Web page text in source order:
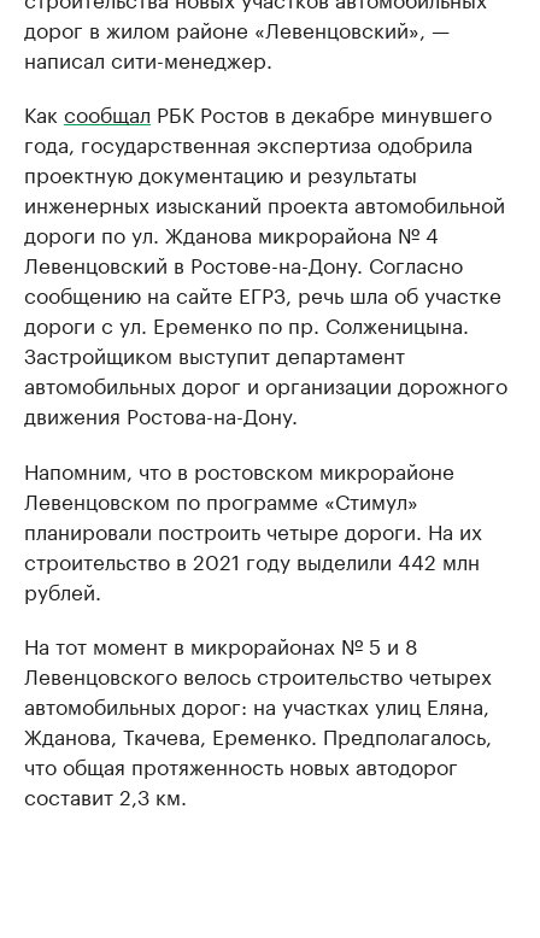
дорог в жилом районе «Левенцовский», —
написал сити-менеджер.
Как сообщал РБК Ростов в декабре минувшего
года, государственная экспертиза одобрила
проектную документацию и результаты
инженерных изысканий проекта автомобильной
дороги по ул. Жданова микрорайона № 4
Левенцовский в Ростове-на-Дону. Согласно
сообщению на сайте ЕГРЗ, речь шла об участке
дороги с ул. Еременко по пр. Солженицына.
Застройщиком выступит департамент
автомобильных дорог и организации дорожного
движения Ростова-на-Дону.
Напомним, что в ростовском микрорайоне
Левенцовском по программе «Стимул»
планировали построить четыре дороги. На их
строительство в 2021 году выделили 442 млн
рублей.
На тот момент в микрорайонах № 5 и 8
Левенцовского велось строительство четырех
автомобильных дорог: на участках улиц Еляна,
Жданова, Ткачева, Еременко. Предполагалось,
что общая протяженность новых автодорог
составит 2,3 км.